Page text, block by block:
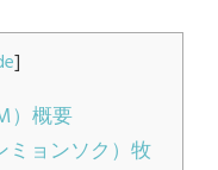
]
）概要
ョンソク）牧